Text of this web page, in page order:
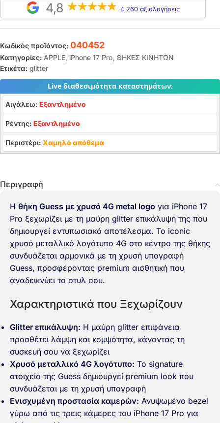
4,8 4,260 αξιολογήσεις
Κωδικός προϊόντος: 040452
Κατηγορίες: APPLE, iPhone 17 Pro, ΘΗΚΕΣ ΚΙΝΗΤΩΝ
Ετικέτα: glitter
Live διαθεσιμότητα καταστημάτων:
Αιγάλεω: Εξαντλημένο
Ρέντης: Εξαντλημένο
Περιστέρι: Χαμηλό απόθεμα
Περιγραφή
Η θήκη Guess με χρυσό 4G metal logo για iPhone 17
Pro ξεχωρίζει με τη μαύρη glitter επικάλυψή της που
δημιουργεί εντυπωσιακό αποτέλεσμα. Το iconic
χρυσό μεταλλικό λογότυπο 4G στο κέντρο της θήκης
συνδυάζεται αρμονικά με τη χρυσή υπογραφή
Guess, προσφέροντας premium αισθητική που
αναδεικνύει το στυλ σου.
Χαρακτηριστικά που Ξεχωρίζουν
Glitter επικάλυψη: Η μαύρη glitter επιφάνεια
προσθέτει λάμψη και κομψότητα, κάνοντας τη
συσκευή σου να ξεχωρίζει
Χρυσό μεταλλικό 4G λογότυπο: Το signature
στοιχείο της Guess δημιουργεί premium look που
συνδυάζεται με τη χρυσή υπογραφή
Ενισχυμένη προστασία καμερών: Ανυψωμένο bezel
γύρω από τις τρεις κάμερες του iPhone 17 Pro για